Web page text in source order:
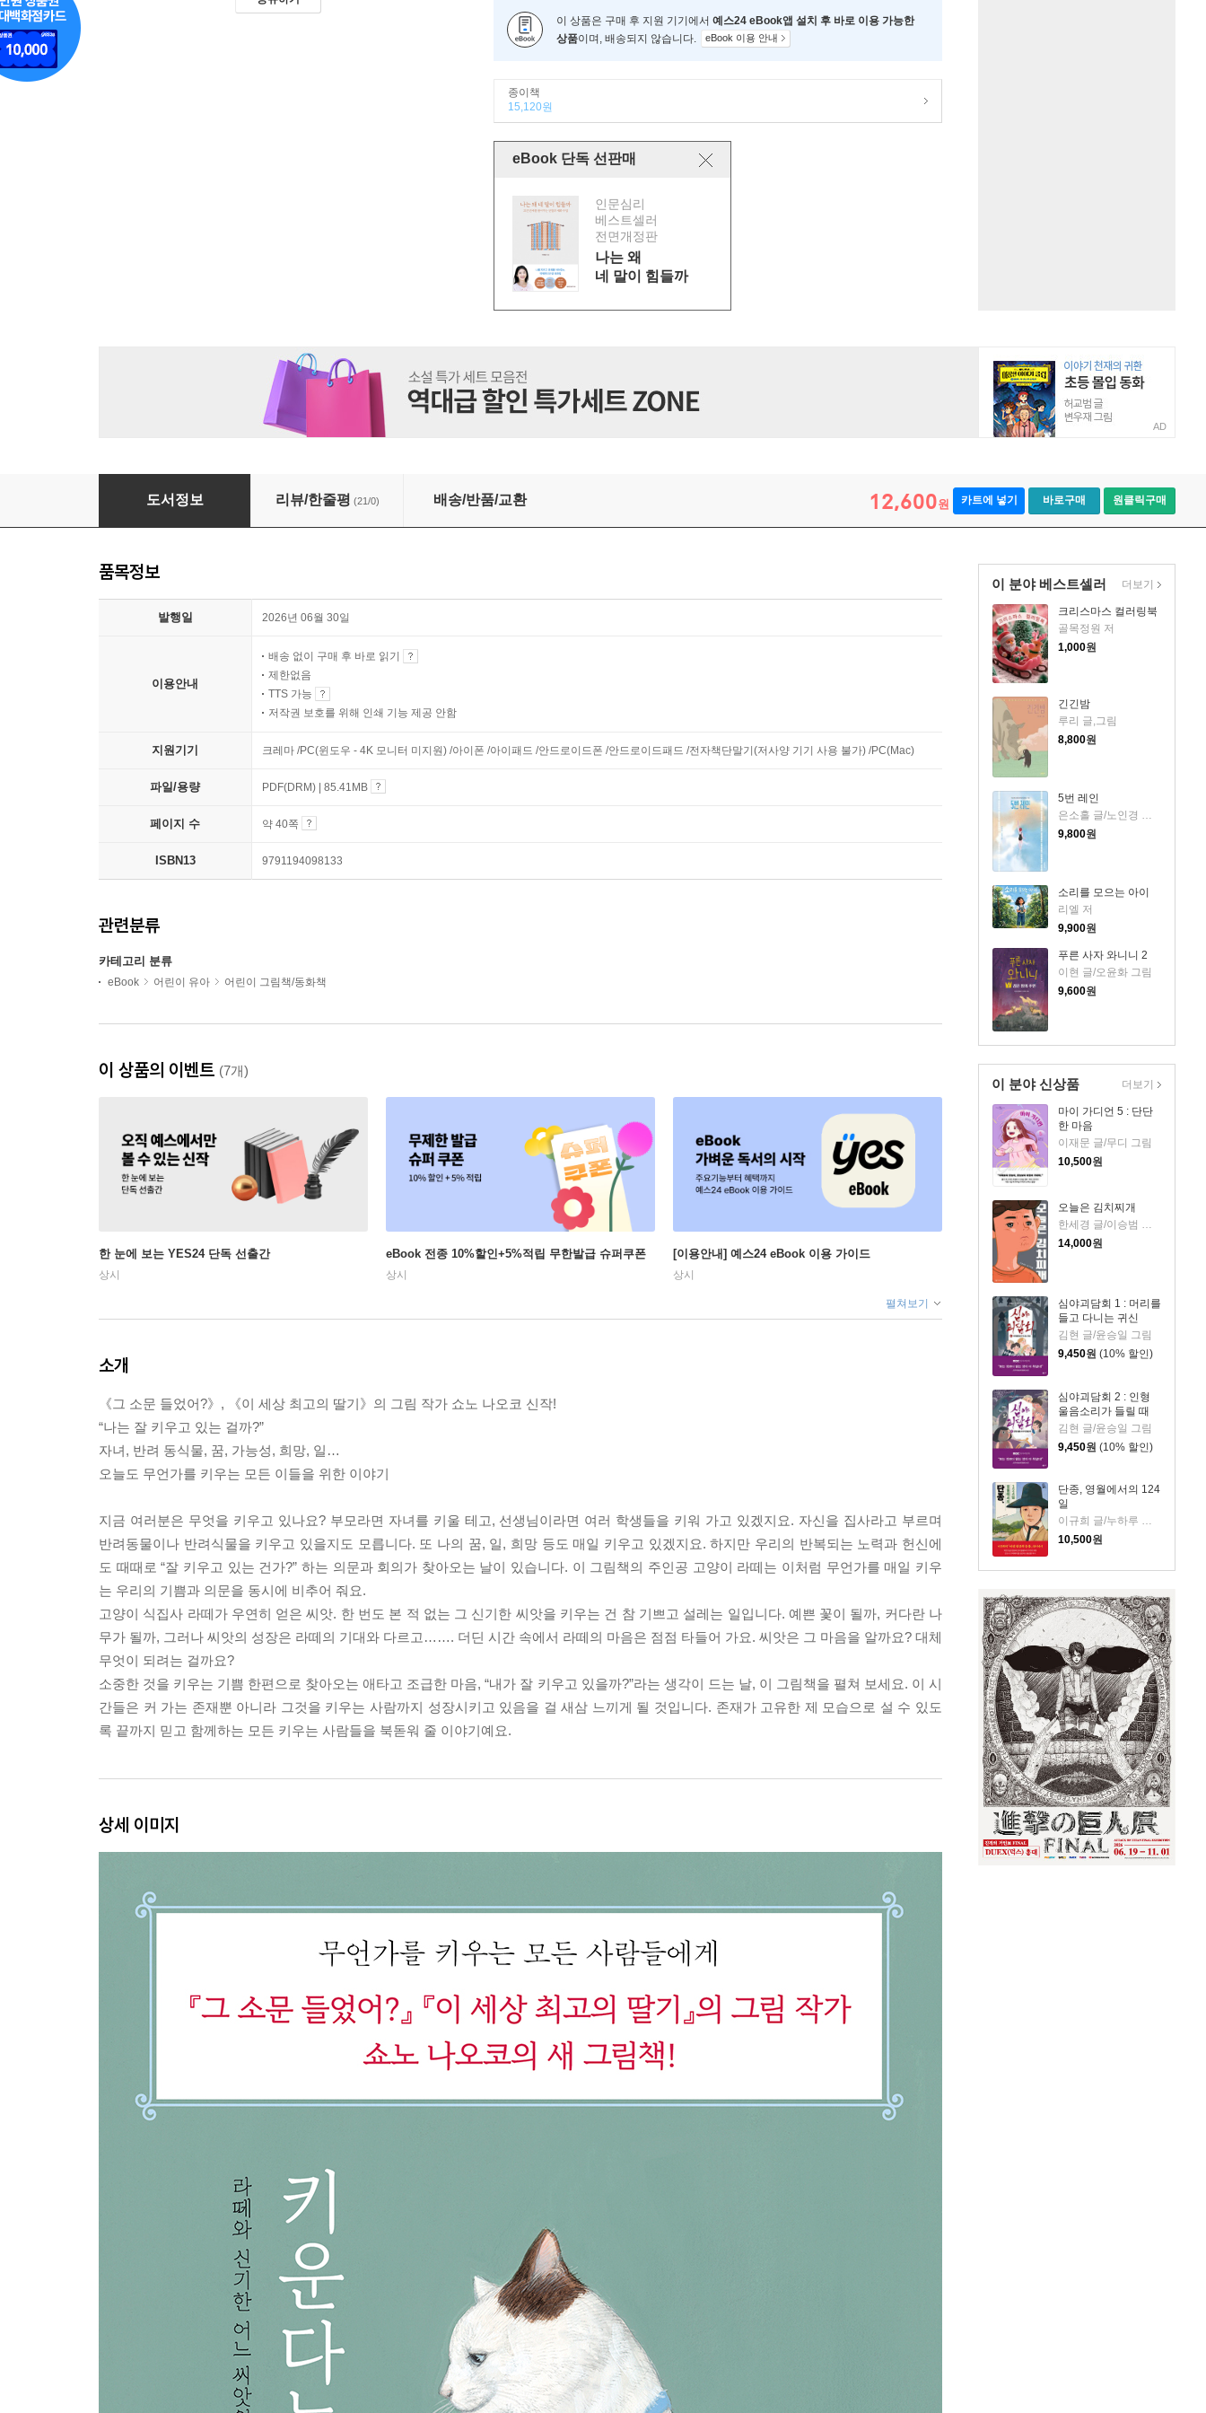
이 상품은 구매 후 지원 기기에서 예스24 eBook앱 설치 후 바로 이용 가능한
상품이며, 배송되지 않습니다. eBook 이용 안내
종이책
15,120원
eBook 단독 선판매
인문심리
베스트셀러
전면개정판
나는 왜
네 말이 힘들까
AD
키운다는 것
도서정보 리뷰/한줄평 (21/0) 배송/반품/교환 12,600원 카트에 넣기 바로구매 원클릭구매
이 분야 베스트셀러
크리스마스 컬러링북
골목정원 저
1,000원
긴긴밤
루리 글,그림
8,800원
5번 레인
은소홀 글/노인경 그림
9,800원
소리를 모으는 아이
리엘 저
9,900원
푸른 사자 와니니 2
이현 글/오윤화 그림
9,600원
더보기
이 분야 신상품
마이 가디언 5 : 단단
한 마음
이재문 글/무디 그림
10,500원
오늘은 김치찌개
한세경 글/이승범 그림
14,000원
심야괴담회 1 : 머리를
들고 다니는 귀신
김현 글/윤승일 그림
9,450원 (10% 할인)
심야괴담회 2 : 인형
울음소리가 들릴 때
김현 글/윤승일 그림
9,450원 (10% 할인)
단종, 영월에서의 124
일
이규희 글/누하루 그림
10,500원
더보기
품목정보
발행일 2026년 06월 30일
이용안내
배송 없이 구매 후 바로 읽기
제한없음
TTS 가능
저작권 보호를 위해 인쇄 기능 제공 안함
지원기기 크레마 /PC(윈도우 - 4K 모니터 미지원) /아이폰 /아이패드 /안드로이드폰 /안드로이드패드 /전자책단말기(저사양 기기 사용 불가) /PC(Mac)
파일/용량 PDF(DRM) | 85.41MB
페이지 수 약 40쪽
ISBN13 9791194098133
관련분류
카테고리 분류
eBook 어린이 유아 어린이 그림책/동화책
이 상품의 이벤트 (7개)
한 눈에 보는 YES24 단독 선출간
상시
eBook 전종 10%할인+5%적립 무한발급 슈퍼쿠폰
상시
[이용안내] 예스24 eBook 이용 가이드
상시
펼쳐보기
소개
《그 소문 들었어?》, 《이 세상 최고의 딸기》의 그림 작가 쇼노 나오코 신작!
“나는 잘 키우고 있는 걸까?”
자녀, 반려 동식물, 꿈, 가능성, 희망, 일…
오늘도 무언가를 키우는 모든 이들을 위한 이야기
지금 여러분은 무엇을 키우고 있나요? 부모라면 자녀를 키울 테고, 선생님이라면 여러 학생들을 키워 가고 있겠지요. 자신을 집사라고 부르며
반려동물이나 반려식물을 키우고 있을지도 모릅니다. 또 나의 꿈, 일, 희망 등도 매일 키우고 있겠지요. 하지만 우리의 반복되는 노력과 헌신에
도 때때로 “잘 키우고 있는 건가?” 하는 의문과 회의가 찾아오는 날이 있습니다. 이 그림책의 주인공 고양이 라떼는 이처럼 무언가를 매일 키우
는 우리의 기쁨과 의문을 동시에 비추어 줘요.
고양이 식집사 라떼가 우연히 얻은 씨앗. 한 번도 본 적 없는 그 신기한 씨앗을 키우는 건 참 기쁘고 설레는 일입니다. 예쁜 꽃이 될까, 커다란 나
무가 될까, 그러나 씨앗의 성장은 라떼의 기대와 다르고……. 더딘 시간 속에서 라떼의 마음은 점점 타들어 가요. 씨앗은 그 마음을 알까요? 대체
무엇이 되려는 걸까요?
소중한 것을 키우는 기쁨 한편으로 찾아오는 애타고 조급한 마음, “내가 잘 키우고 있을까?”라는 생각이 드는 날, 이 그림책을 펼쳐 보세요. 이 시
간들은 커 가는 존재뿐 아니라 그것을 키우는 사람까지 성장시키고 있음을 걸 새삼 느끼게 될 것입니다. 존재가 고유한 제 모습으로 설 수 있도
록 끝까지 믿고 함께하는 모든 키우는 사람들을 북돋워 줄 이야기예요.
상세 이미지